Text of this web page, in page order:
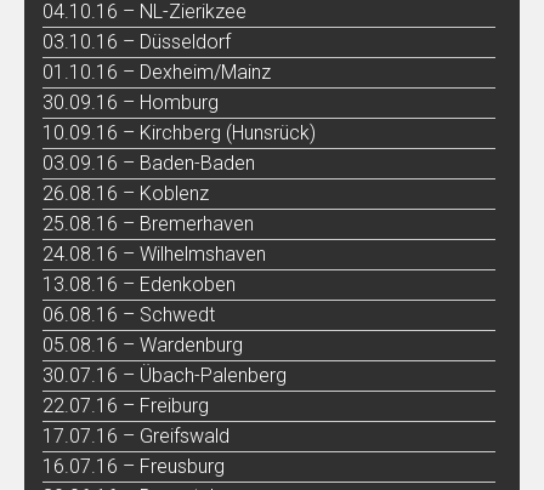
04.10.16 – NL-Zierikzee
03.10.16 – Düsseldorf
01.10.16 – Dexheim/Mainz
30.09.16 – Homburg
10.09.16 – Kirchberg (Hunsrück)
03.09.16 – Baden-Baden
26.08.16 – Koblenz
25.08.16 – Bremerhaven
24.08.16 – Wilhelmshaven
13.08.16 – Edenkoben
06.08.16 – Schwedt
05.08.16 – Wardenburg
30.07.16 – Übach-Palenberg
22.07.16 – Freiburg
17.07.16 – Greifswald
16.07.16 – Freusburg